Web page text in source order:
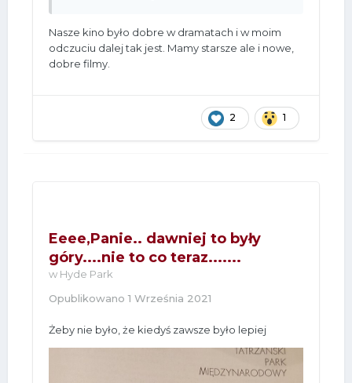
Nasze kino było dobre w dramatach i w moim
odczuciu dalej tak jest. Mamy starsze ale i nowe,
dobre filmy.
2 1
Eeee,Panie.. dawniej to były
góry....nie to co teraz.......
w Hyde Park
Opublikowano1 Września 2021
Żeby nie było, że kiedyś zawsze było lepiej